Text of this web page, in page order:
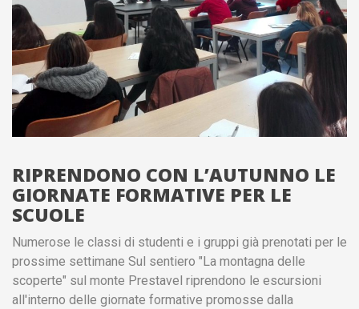
RIPRENDONO CON L’AUTUNNO LE
GIORNATE FORMATIVE PER LE
SCUOLE
Numerose le classi di studenti e i gruppi già prenotati per le
prossime settimane Sul sentiero "La montagna delle
scoperte" sul monte Prestavel riprendono le escursioni
all'interno delle giornate formative promosse dalla